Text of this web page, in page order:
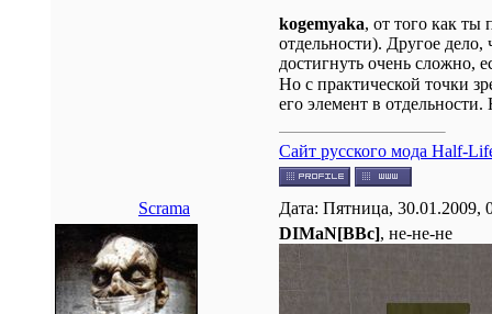
kogemyaka, от того как
отдельности). Другое дело,
достигнуть очень сложно,
Но с практической точки
его элемент в
Сайт русского мода Half-
Scrama Дата: Пятница,
DIMaN[BBc], не-не-не